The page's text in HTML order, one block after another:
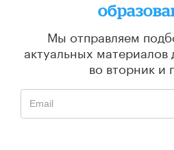
Мы отправляем
актуальных материалов
во вторник и